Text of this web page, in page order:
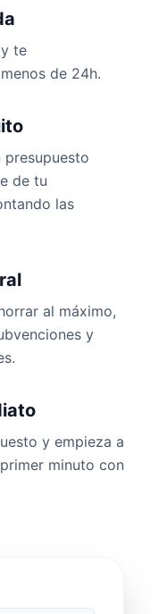
te
de 24h.
presupuesto
de tu
las
al máximo,
y
y empieza a
minuto con